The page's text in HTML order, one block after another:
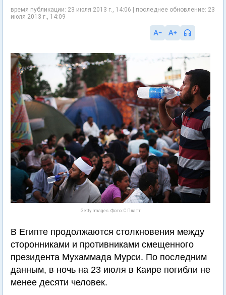
время публикации: 23 июля 2013 г., 14:06 | последнее обновление: 23
июля 2013 г., 14:09
Getty Images. Фото: С.Платт
В Египте продолжаются столкновения между
сторонниками и противниками смещенного
президента Мухаммада Мурси. По последним
данным, в ночь на 23 июля в Каире погибли не
менее десяти человек.